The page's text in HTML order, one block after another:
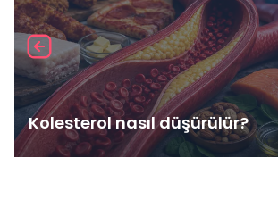
Kolesterol nasıl düşürülür?